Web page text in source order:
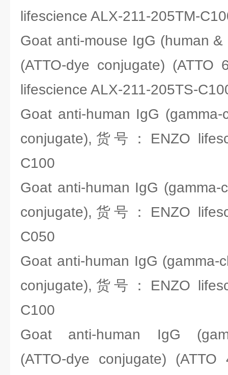
lifescience ALX-211-205TM-
Goat anti-mouse IgG (human
(ATTO-dye conjugate)
lifescience ALX-211-205TS-
Goat anti-human IgG
conjugate),货号：ENZO
C100
Goat anti-human IgG (gamma-
conjugate),货号：ENZO
C050
Goat anti-human IgG (gamma-
conjugate),货号：ENZO
C100
Goat anti-human IgG
(ATTO-dye conjugate)